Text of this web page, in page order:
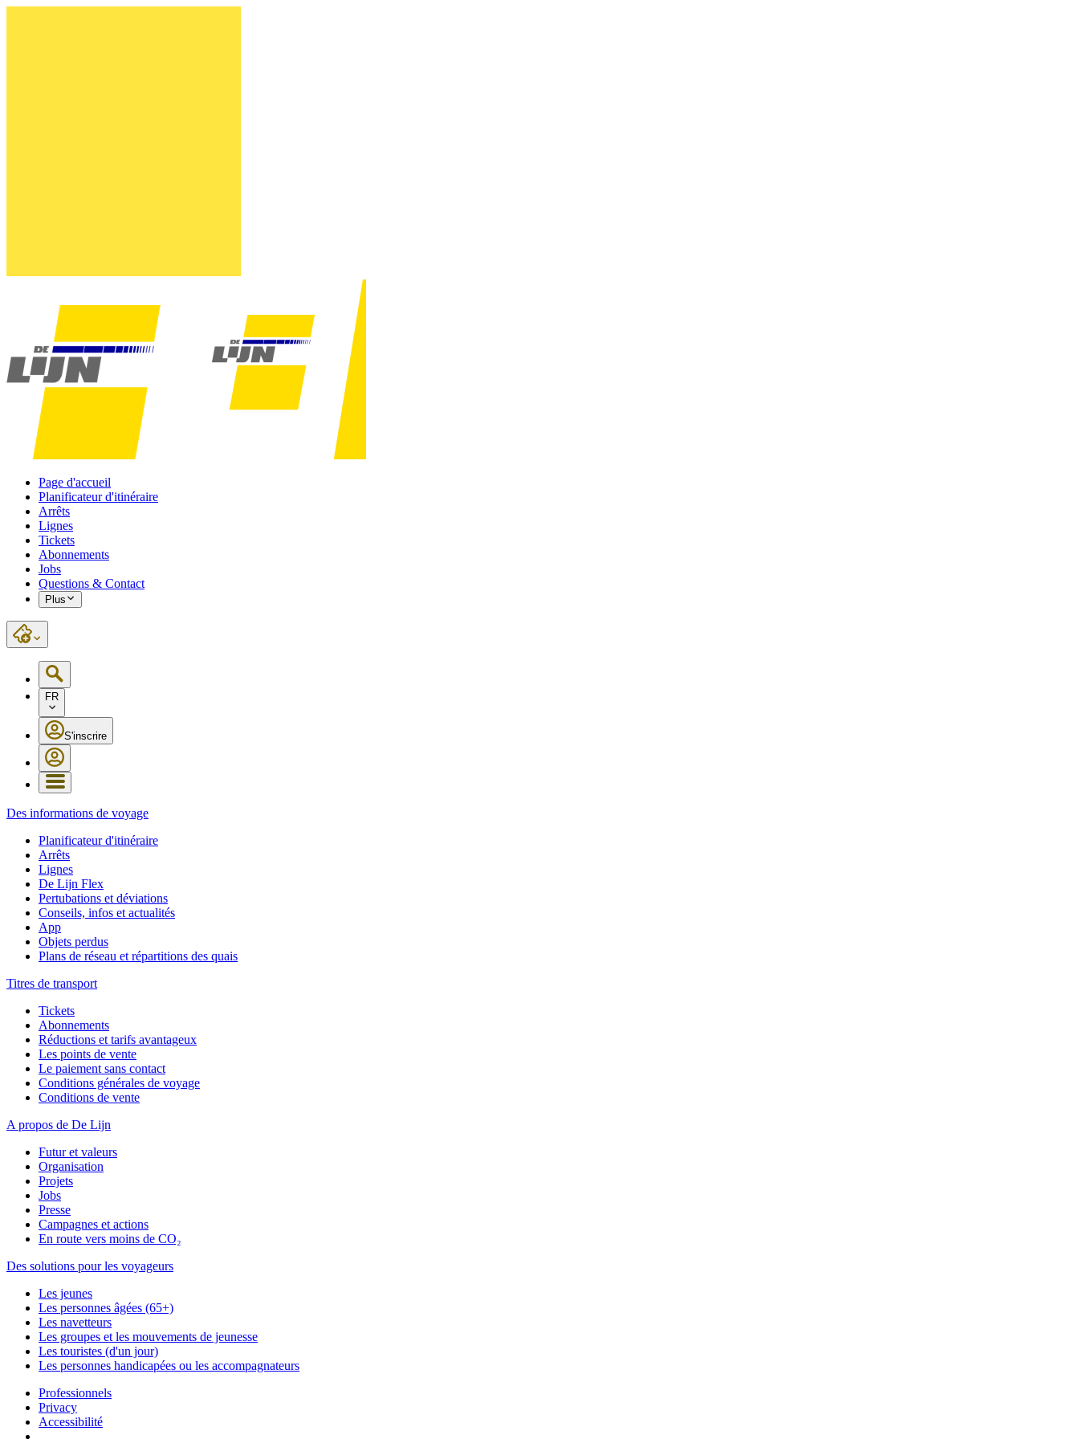
Page d'accueil
Planificateur d'itinéraire
Arrêts
Lignes
Tickets
Abonnements
Jobs
Questions & Contact
Plus
FR
S'inscrire
Des informations de voyage
Planificateur d'itinéraire
Arrêts
Lignes
De Lijn Flex
Pertubations et déviations
Conseils, infos et actualités
App
Objets perdus
Plans de réseau et répartitions des quais
Titres de transport
Tickets
Abonnements
Réductions et tarifs avantageux
Les points de vente
Le paiement sans contact
Conditions générales de voyage
Conditions de vente
A propos de De Lijn
Futur et valeurs
Organisation
Projets
Jobs
Presse
Campagnes et actions
En route vers moins de CO₂
Des solutions pour les voyageurs
Les jeunes
Les personnes âgées (65+)
Les navetteurs
Les groupes et les mouvements de jeunesse
Les touristes (d'un jour)
Les personnes handicapées ou les accompagnateurs
Professionnels
Privacy
Accessibilité